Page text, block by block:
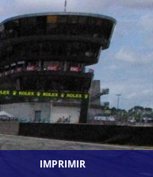
IMPRIMIR